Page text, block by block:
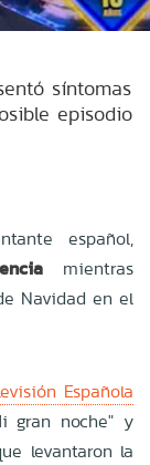
síntomas
episodio
español,
mientras
Navidad en el
Española
gran noche" y
levantaron la